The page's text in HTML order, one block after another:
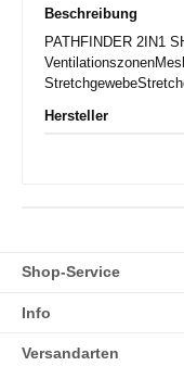
Beschreibung
PATHFINDER 2IN1
Hersteller
Shop-Service
Info
Versandarten